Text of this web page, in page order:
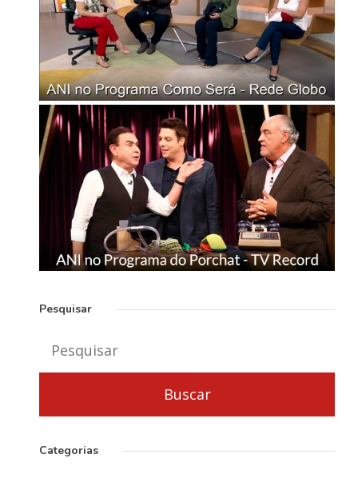
Pesquisar
Categorias